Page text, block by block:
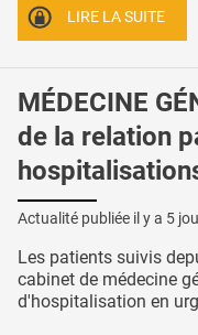
LIRE LA SUITE
MÉDECINE
de la relation
Actualité publiée il y a 5
Les patients suivis
cabinet de médecine
d'hospitalisation en